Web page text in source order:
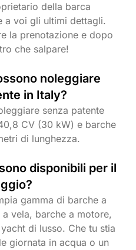
della barca
a voi gli ultimi dettagli.
la prenotazione e dopo
che salpare!
noleggiare
in Italy?
senza patente
CV (30 kW) e barche
di lunghezza.
disponibili per il
gamma di barche a
vela, barche a motore,
di lusso. Che tu stia
giornata in acqua o un